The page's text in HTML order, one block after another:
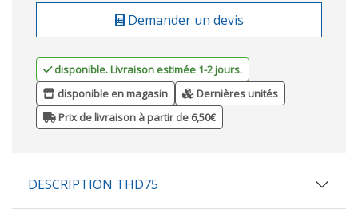
Demander un devis
disponible. Livraison estimée 1-2 jours.
disponible en magasin
Dernières unités
Prix de livraison à partir de 6,50€
DESCRIPTION THD75